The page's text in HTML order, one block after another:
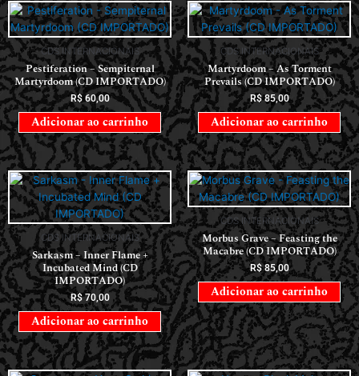
CDS INTERNACIONAIS
Pestiferation – Sempiternal
Martyrdoom (CD IMPORTADO)
R$60,00
Adicionar ao carrinho
CDS INTERNACIONAIS
Martyrdoom – As Torment
Prevails (CD IMPORTADO)
R$85,00
Adicionar ao carrinho
CDS INTERNACIONAIS
Sarkasm – Inner Flame +
Incubated Mind (CD
IMPORTADO)
R$70,00
Adicionar ao carrinho
CDS INTERNACIONAIS
Morbus Grave – Feasting the
Macabre (CD IMPORTADO)
R$85,00
Adicionar ao carrinho